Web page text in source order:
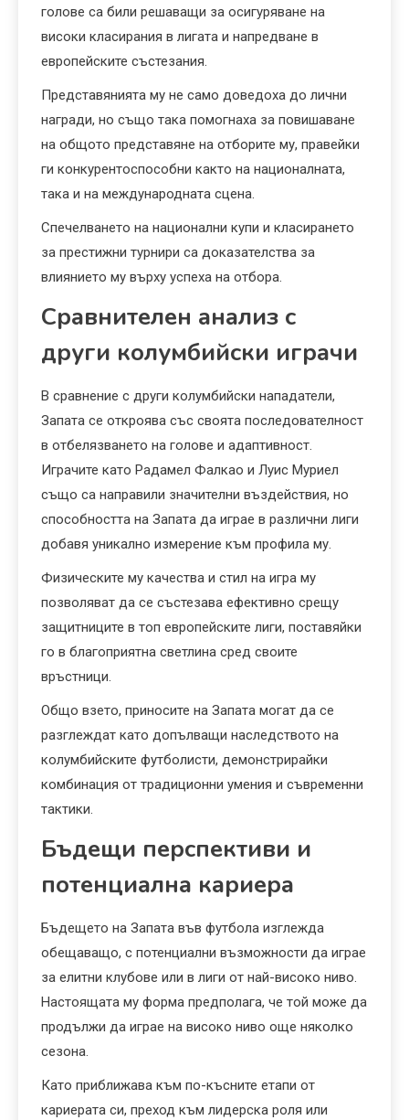
голове са били решаващи за осигуряване на
високи класирания в лигата и напредване в
европейските състезания.
Представянията му не само доведоха до лични
награди, но също така помогнаха за повишаване
на общото представяне на отборите му, правейки
ги конкурентоспособни както на националната,
така и на международната сцена.
Спечелването на национални купи и класирането
за престижни турнири са доказателства за
влиянието му върху успеха на отбора.
Сравнителен анализ с
други колумбийски играчи
В сравнение с други колумбийски нападатели,
Запата се откроява със своята последователност
в отбелязването на голове и адаптивност.
Играчите като Радамел Фалкао и Луис Муриел
също са направили значителни въздействия, но
способността на Запата да играе в различни лиги
добавя уникално измерение към профила му.
Физическите му качества и стил на игра му
позволяват да се състезава ефективно срещу
защитниците в топ европейските лиги, поставяйки
го в благоприятна светлина сред своите
връстници.
Общо взето, приносите на Запата могат да се
разглеждат като допълващи наследството на
колумбийските футболисти, демонстрирайки
комбинация от традиционни умения и съвременни
тактики.
Бъдещи перспективи и
потенциална кариера
Бъдещето на Запата във футбола изглежда
обещаващо, с потенциални възможности да играе
за елитни клубове или в лиги от най-високо ниво.
Настоящата му форма предполага, че той може да
продължи да играе на високо ниво още няколко
сезона.
Като приближава към по-късните етапи от
кариерата си, преход към лидерска роля или